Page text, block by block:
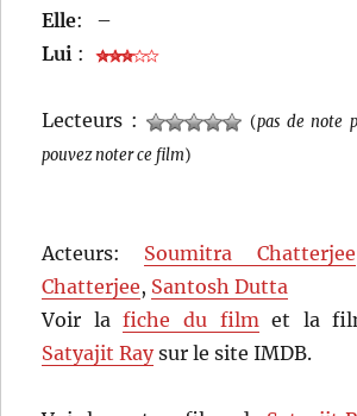
Elle:
–
Lui :
Lecteurs : (pas de note
pouvez noter ce film)
Acteurs: Soumitra Chatterjee
Chatterjee, Santosh Dutta
Voir lafiche du filmet la
Satyajit Raysur le site IMDB.